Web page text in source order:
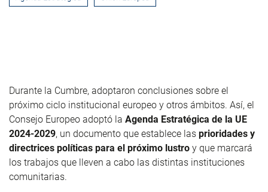
Durante la Cumbre, adoptaron conclusiones sobre el
próximo ciclo institucional europeo y otros ámbitos. Así, el
Consejo Europeo adoptó la Agenda Estratégica de la UE
2024-2029, un documento que establece las prioridades y
directrices políticas para el próximo lustro y que marcará
los trabajos que lleven a cabo las distintas instituciones
comunitarias.